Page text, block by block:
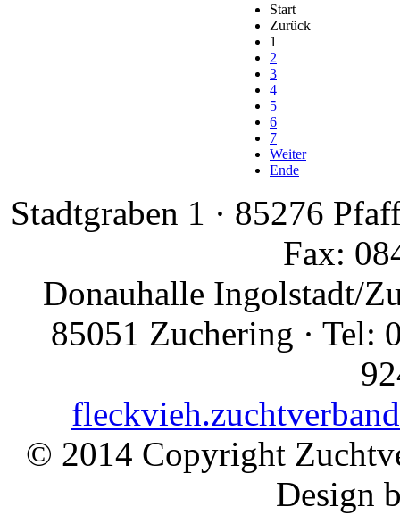
Start
Zurück
1
2
3
4
5
6
7
Weiter
Ende
Stadtgraben 1 · 85276
Fax:
Donauhalle Ingolstadt/
85051 Zuchering · Tel:
© 2014 Copyright
Design